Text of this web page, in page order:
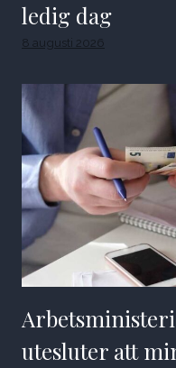
ledig dag
8 augusti 2026
utesluter att